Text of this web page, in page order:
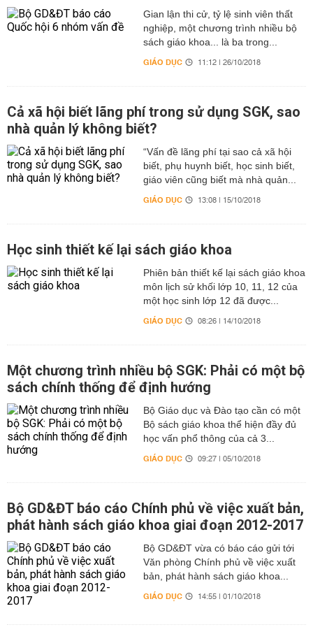
Gian lận thi cử, tỷ lệ sinh viên thất
nghiệp, một chương trình nhiều bộ
sách giáo khoa... là ba trong...
GIÁO DỤC 11:12 | 26/10/2018
Cả xã hội biết lãng phí trong sử dụng SGK, sao
nhà quản lý không biết?
“Vấn đề lãng phí tại sao cả xã hội
biết, phụ huynh biết, học sinh biết,
giáo viên cũng biết mà nhà quản...
GIÁO DỤC 13:08 | 15/10/2018
Học sinh thiết kế lại sách giáo khoa
Phiên bản thiết kế lại sách giáo khoa
môn lịch sử khối lớp 10, 11, 12 của
một học sinh lớp 12 đã được...
GIÁO DỤC 08:26 | 14/10/2018
Một chương trình nhiều bộ SGK: Phải có một bộ
sách chính thống để định hướng
Bộ Giáo dục và Đào tạo cần có một
Bộ sách giáo khoa thể hiện đầy đủ
học vấn phổ thông của cả 3...
GIÁO DỤC 09:27 | 05/10/2018
Bộ GD&ĐT báo cáo Chính phủ về việc xuất bản,
phát hành sách giáo khoa giai đoạn 2012-2017
Bộ GD&ĐT vừa có báo cáo gửi tới
Văn phòng Chính phủ về việc xuất
bản, phát hành sách giáo khoa...
GIÁO DỤC 14:55 | 01/10/2018